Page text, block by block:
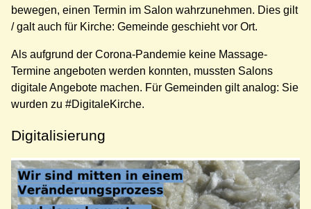
bewegen, einen Termin im Salon wahrzunehmen. Dies gilt
/ galt auch für Kirche: Gemeinde geschieht vor Ort.
Als aufgrund der Corona-Pandemie keine Massage-
Termine angeboten werden konnten, mussten Salons
digitale Angebote machen. Für Gemeinden gilt analog: Sie
wurden zu #DigitaleKirche.
Digitalisierung